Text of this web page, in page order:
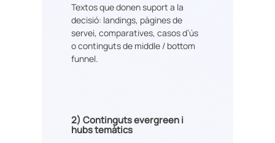
Textos que donen suport a la
decisió: landings, pàgines de
servei, comparatives, casos d’ús
o continguts de middle / bottom
funnel.
2) Continguts evergreen i
hubs temàtics